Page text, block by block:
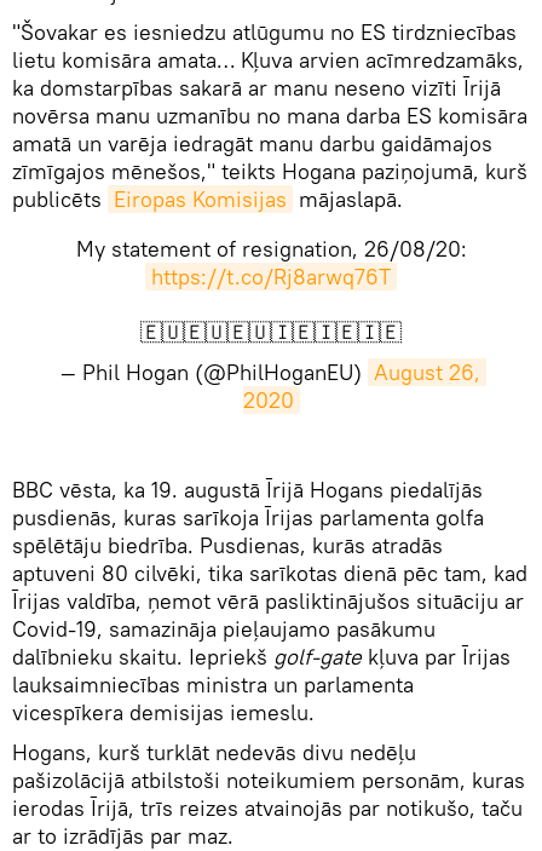
"Šovakar es iesniedzu atlūgumu no ES tirdzniecības
lietu komisāra amata… Kļuva arvien acīmredzamāks,
ka domstarpības sakarā ar manu neseno vizīti Īrijā
novērsa manu uzmanību no mana darba ES komisāra
amatā un varēja iedragāt manu darbu gaidāmajos
zīmīgajos mēnešos," teikts Hogana paziņojumā, kurš
publicēts Eiropas Komisijas mājaslapā.
My statement of resignation, 26/08/20:
https://t.co/Rj8arwq76T
🇪🇺🇪🇺🇪🇺🇮🇪🇮🇪🇮🇪
— Phil Hogan (@PhilHoganEU) August 26,
2020
BBC vēsta, ka 19. augustā Īrijā Hogans piedalījās
pusdienās, kuras sarīkoja Īrijas parlamenta golfa
spēlētāju biedrība. Pusdienas, kurās atradās
aptuveni 80 cilvēki, tika sarīkotas dienā pēc tam, kad
Īrijas valdība, ņemot vērā pasliktinājušos situāciju ar
Covid-19, samazināja pieļaujamo pasākumu
dalībnieku skaitu. Iepriekš golf-gatekļuva par Īrijas
lauksaimniecības ministra un parlamenta
vicespīkera demisijas iemeslu.
Hogans, kurš turklāt nedevās divu nedēļu
pašizolācijā atbilstoši noteikumiem personām, kuras
ierodas Īrijā, trīs reizes atvainojās par notikušo, taču
ar to izrādījās par maz.